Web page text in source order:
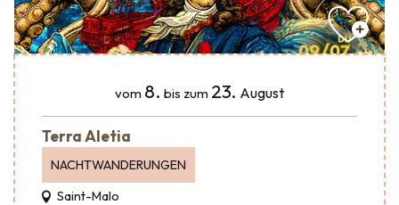
vom 8. bis zum 23. August
Terra Aletia
NACHTWANDERUNGEN
Saint-Malo